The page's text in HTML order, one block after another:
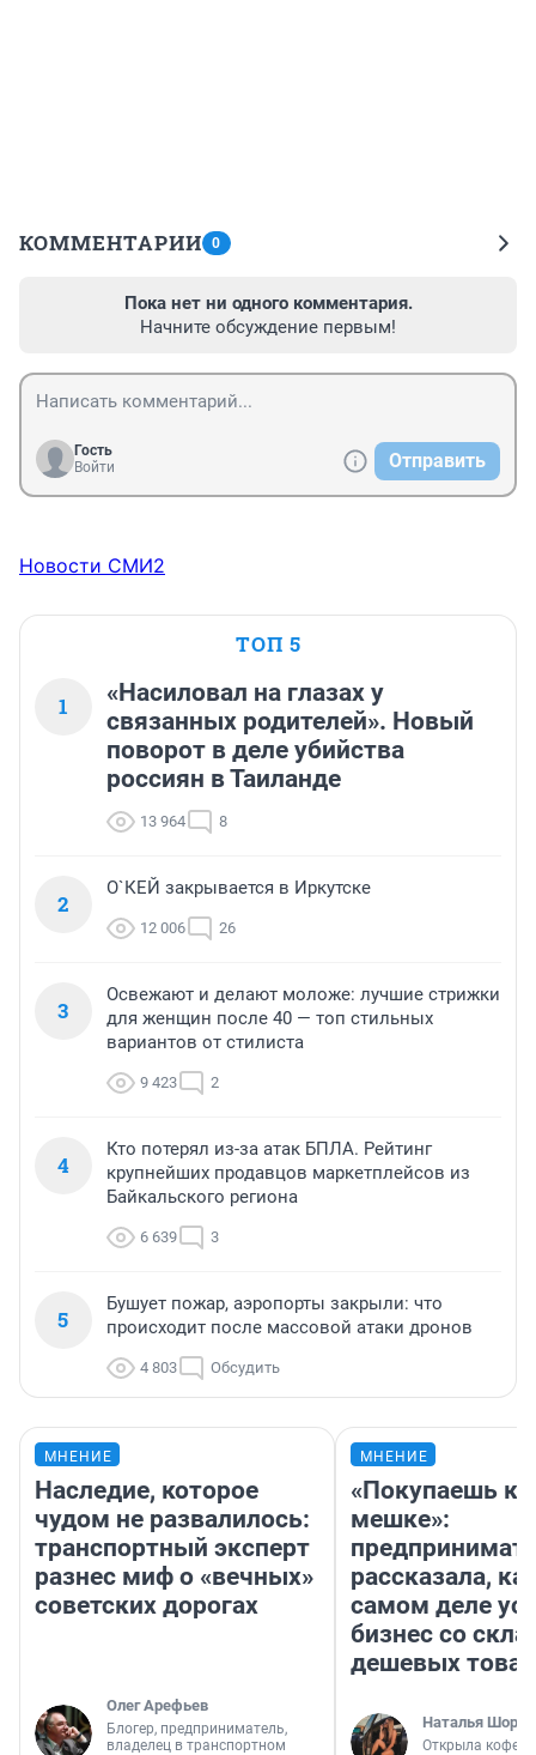
КОММЕНТАРИИ 0
Пока нет ни одного комментария.
Начните обсуждение первым!
Гость
Войти
Отправить
Новости СМИ2
ТОП 5
1
«Насиловал на глазах у
связанных родителей». Новый
поворот в деле убийства
россиян в Таиланде
13 964 8
2
О`КЕЙ закрывается в Иркутске
12 006 26
3
Освежают и делают моложе: лучшие стрижки
для женщин после 40 — топ стильных
вариантов от стилиста
9 423 2
4
Кто потерял из-за атак БПЛА. Рейтинг
крупнейших продавцов маркетплейсов из
Байкальского региона
6 639 3
5
Бушует пожар, аэропорты закрыли: что
происходит после массовой атаки дронов
4 803 Обсудить
МНЕНИЕ
Наследие, которое
чудом не развалилось:
транспортный эксперт
разнес миф о «вечных»
советских дорогах
Олег Арефьев
Блогер, предприниматель,
владелец в транспортном
МНЕНИЕ
«Покупаешь
мешке»:
рассказала,
самом деле
бизнес со
дешевых
Наталья
Открыла